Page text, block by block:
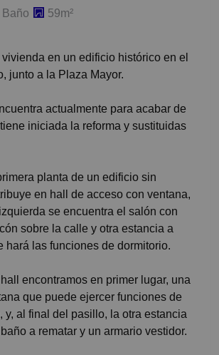
Baño 59m²
junto a la Plaza Mayor.
actualmente para acabar de
iniciada la reforma y sustituidas
planta de un edificio sin
en hall de acceso con ventana,
se encuentra el salón con
sobre la calle y otra estancia a
hará las funciones de dormitorio.
encontramos en primer lugar, una
que puede ejercer funciones de
y, al final del pasillo, la otra estancia
a rematar y un armario vestidor.